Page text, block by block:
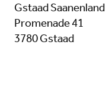
Gstaad
Promenade 41
3780 Gstaad